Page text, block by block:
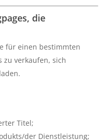
die
für einen bestimmten
zu verkaufen, sich
Titel;
der Dienstleistung;